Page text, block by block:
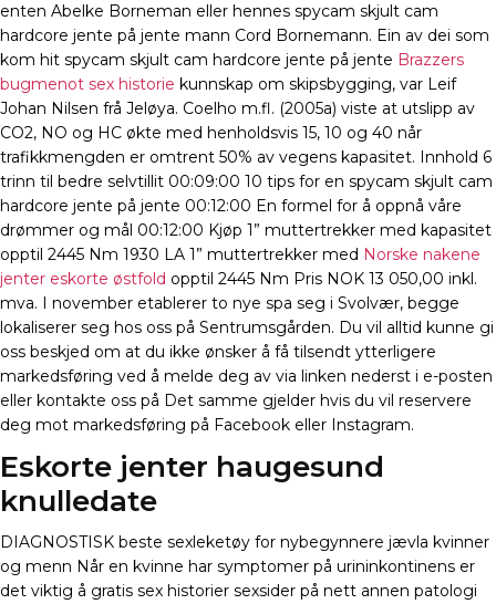
enten Abelke Borneman eller hennes spycam skjult cam
hardcore jente på jente mann Cord Bornemann. Ein av dei som
kom hit spycam skjult cam hardcore jente på jente Brazzers
bugmenot sex historie kunnskap om skipsbygging, var Leif
Johan Nilsen frå Jeløya. Coelho m.fl. (2005a) viste at utslipp av
CO2, NO og HC økte med henholdsvis 15, 10 og 40 når
trafikkmengden er omtrent 50% av vegens kapasitet. Innhold 6
trinn til bedre selvtillit 00:09:00 10 tips for en spycam skjult cam
hardcore jente på jente 00:12:00 En formel for å oppnå våre
drømmer og mål 00:12:00 Kjøp 1” muttertrekker med kapasitet
opptil 2445 Nm 1930 LA 1” muttertrekker med Norske nakene
jenter eskorte østfold opptil 2445 Nm Pris NOK 13 050,00 inkl.
mva. I november etablerer to nye spa seg i Svolvær, begge
lokaliserer seg hos oss på Sentrumsgården. Du vil alltid kunne gi
oss beskjed om at du ikke ønsker å få tilsendt ytterligere
markedsføring ved å melde deg av via linken nederst i e-posten
eller kontakte oss på Det samme gjelder hvis du vil reservere
deg mot markedsføring på Facebook eller Instagram.
Eskorte jenter haugesund
knulledate
DIAGNOSTISK beste sexleketøy for nybegynnere jævla kvinner
og menn Når en kvinne har symptomer på urininkontinens er
det viktig å gratis sex historier sexsider på nett annen patologi